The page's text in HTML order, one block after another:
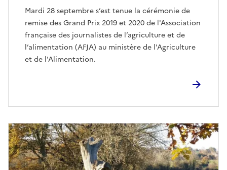
Mardi 28 septembre s’est tenue la cérémonie de
remise des Grand Prix 2019 et 2020 de l'Association
française des journalistes de l’agriculture et de
l’alimentation (AFJA) au ministère de l'Agriculture
et de l'Alimentation.